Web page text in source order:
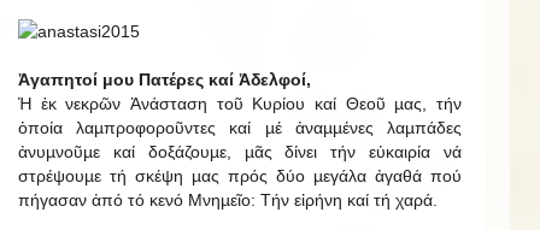
Ἀγαπητοί μου Πατέρες καί Ἀδελφοί,
Ἡ ἐκ νεκρῶν Ἀνάσταση τοῦ Κυρίου καί Θεοῦ µας, τήν
ὁποία λαµπροφοροῦντες καί µέ ἀναµµένες λαµπάδες
ἀνυµνοῦµε καί δοξάζουµε, µᾶς δίνει τήν εὐκαιρία νά
στρέψουµε τή σκέψη µας πρός δύο µεγάλα ἀγαθά πού
πήγασαν ἀπό τό κενό Μνηµεῖο: Τήν εἰρήνη καί τή χαρά.